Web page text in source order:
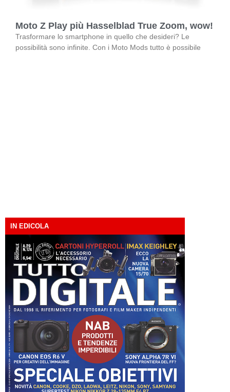
Moto Z Play più Hasselblad True Zoom, wow!
Trasformare lo smartphone in quello che desideri? Le
possibilità sono infinite. Con i Moto Mods tutto è possibile
IN EDICOLA